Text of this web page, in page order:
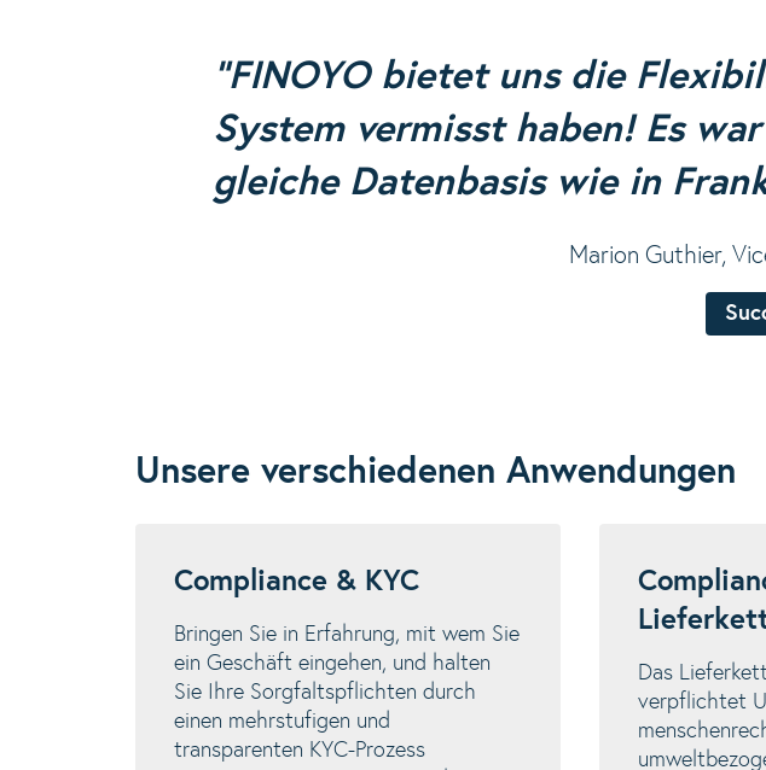
"FINOYO bietet uns die
System vermisst haben! Es
gleiche Datenbasis wie in
Marion Guthier,
Christian Prüter, Manager
Marion Guthier,
Unsere verschiedenen Anwendungen
Compliance & KYC
Bringen Sie in Erfahrung, mit wem Sie
ein Geschäft eingehen, und halten
Sie Ihre Sorgfaltspflichten durch
einen mehrstufigen und
transparenten KYC-Prozess
Das
verpflichtet